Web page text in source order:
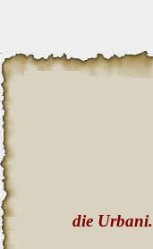
die Urbani.